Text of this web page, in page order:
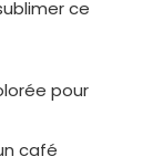
ce
pour
café